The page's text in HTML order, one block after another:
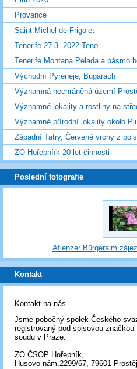
Provance
Saint Michel de Frigolet
Tenerife 27.3. 2022 Teno
Tenerife Montana Pelada a pásmo
Východní Pyreneje, Bugarach
Významná nechráněná území
Významné lokality a rostliny na
Významné přírodní lokality okolo
Západní Tatry, Červené vrchy z
ZO Hořepníík 20 let činnosti
Poslední fotografie
Aflenzer Bürgeralm
Kontakt
Kontakt na nás
Jsme pobočný spolek Českého
registrovaný pod spisovou
soudu v Praze.
ZO ČSOP Hořepník,
Husovo nám.2299/67, 79601